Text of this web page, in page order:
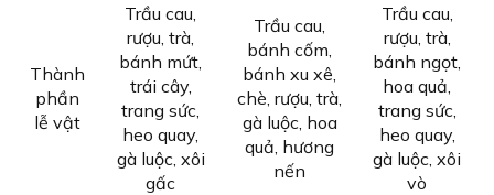
Thành
phần
lễ vật
Trầu cau,
rượu, trà,
bánh mứt,
trái cây,
trang sức,
heo quay,
gà luộc, xôi
gấc
Trầu cau,
bánh cốm,
bánh xu xê,
chè, rượu, trà,
gà luộc, hoa
quả, hương
nến
Trầu cau,
rượu, trà,
bánh ngọt,
hoa quả,
trang sức,
heo quay,
gà luộc, xôi
vò